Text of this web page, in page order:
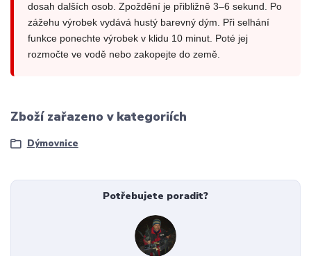
dosah dalších osob. Zpoždění je přibližně 3–6 sekund. Po
zážehu výrobek vydává hustý barevný dým. Při selhání
funkce ponechte výrobek v klidu 10 minut. Poté jej
rozmočte ve vodě nebo zakopejte do země.
Zboží zařazeno v kategoriích
Dýmovnice
Potřebujete poradit?